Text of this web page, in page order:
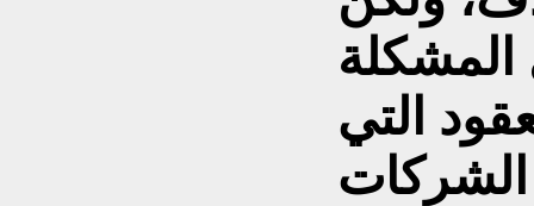
المشكلة
التي
الشركات